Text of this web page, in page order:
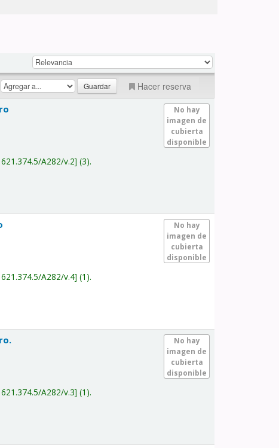
Hacer reserva
No hay
imagen de
cubierta
disponible
621.374.5/A282/v.2 (3).
No hay
imagen de
cubierta
disponible
621.374.5/A282/v.4 (1).
No hay
imagen de
cubierta
disponible
621.374.5/A282/v.3 (1).